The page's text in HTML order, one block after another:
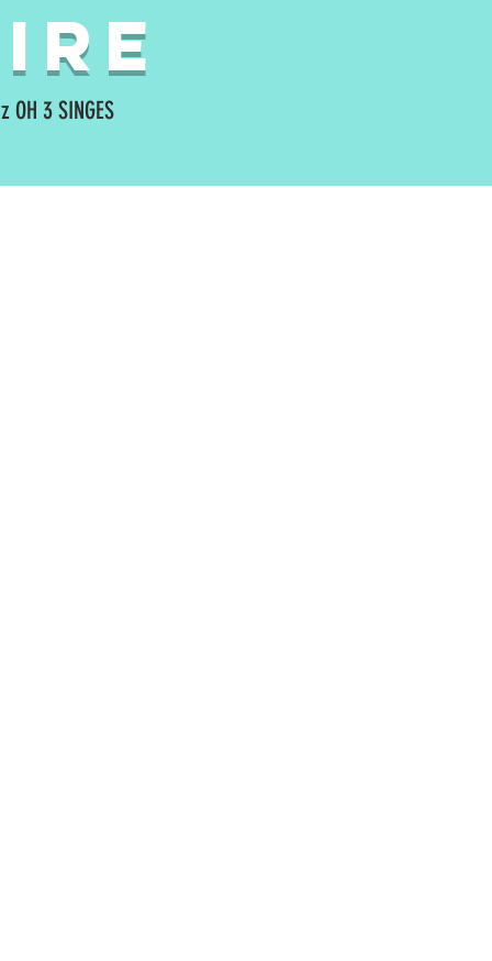
3 SINGES